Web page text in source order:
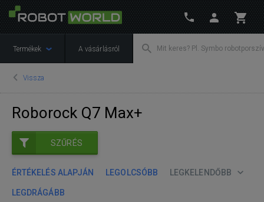
Termékek A vásárlásról
Vissza
Roborock Q7 Max+
SZŰRÉS
ÉRTÉKELÉS ALAPJÁN LEGOLCSÓBB LEGKELENDŐBB
LEGDRÁGÁBB